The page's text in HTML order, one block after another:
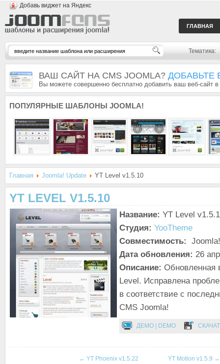
Добавь виджет на Яндекс
ГЛАВНАЯ
Тематика:
ВАШ САЙТ НА CMS JOOMLA? ДОБАВЬТЕ
Вы можете совершенно бесплатно добавить ваш веб-сайт
ПОПУЛЯРНЫЕ ШАБЛОНЫ JOOMLA!
Главная Joomla! Update YT Level v1.5.10
YT LEVEL V1.5.10
Название: YT Level
Студия: YooTheme
Совместимость:
Дата обновления: 26
Описание: Обновленная
Level. Исправлена
в соответствие с
CMS Joomla!
ДЕМО | DEMO
← YT Phoenix v1.5.22 YT Motion v1.5.9 →